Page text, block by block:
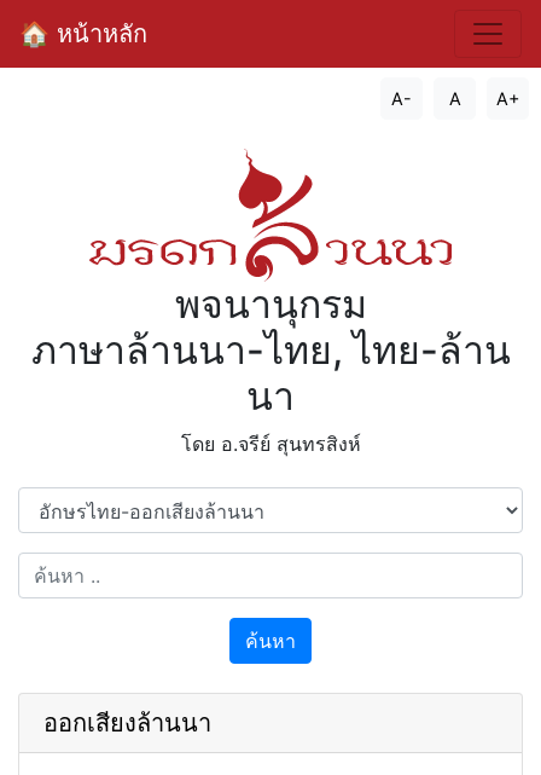
🏠 หน้าหลัก
A- A A+
พจนานุกรม
ภาษาล้านนา-ไทย, ไทย-ล้าน
นา
โดย อ.จรีย์​ สุนทรสิงห์
ค้นหา
ออกเสียงล้านนา